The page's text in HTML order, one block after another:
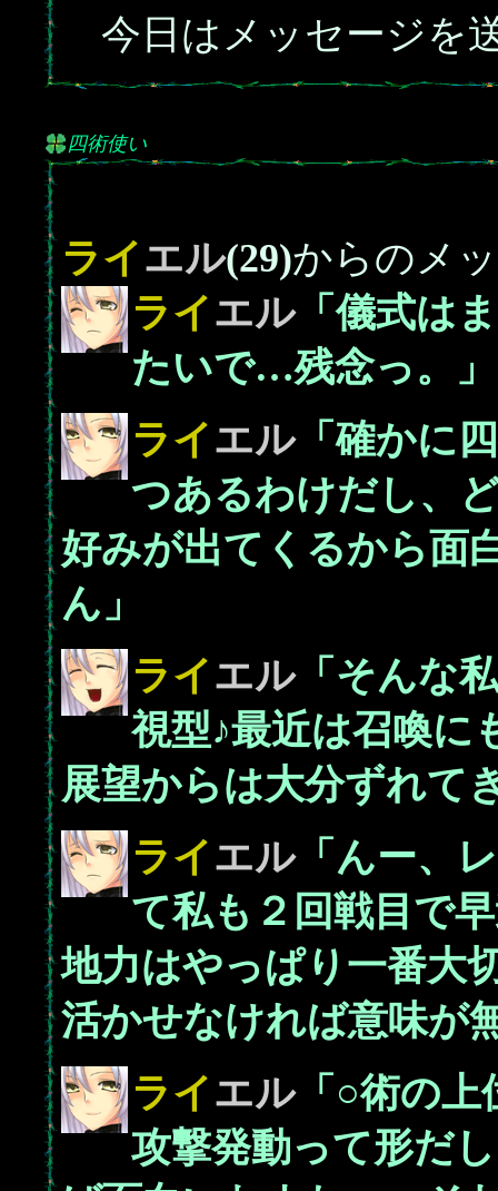
今日はメッセージを
四術使い
ライエル(29)からのメ
ライエル「儀式は
たいで…残念っ。」
ライエル「確かに
つあるわけだし、
好みが出てくるから面
ん」
ライエル「そんな
視型♪最近は召喚に
展望からは大分ずれて
ライエル「んー、
て私も２回戦目で
地力はやっぱり一番大
活かせなければ意味が
ライエル「○術の上
攻撃発動って形だ